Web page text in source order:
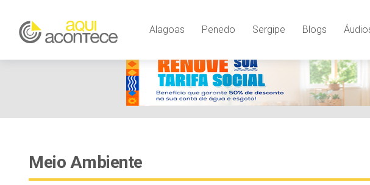
Alagoas Penedo Sergipe Blogs
Meio Ambiente